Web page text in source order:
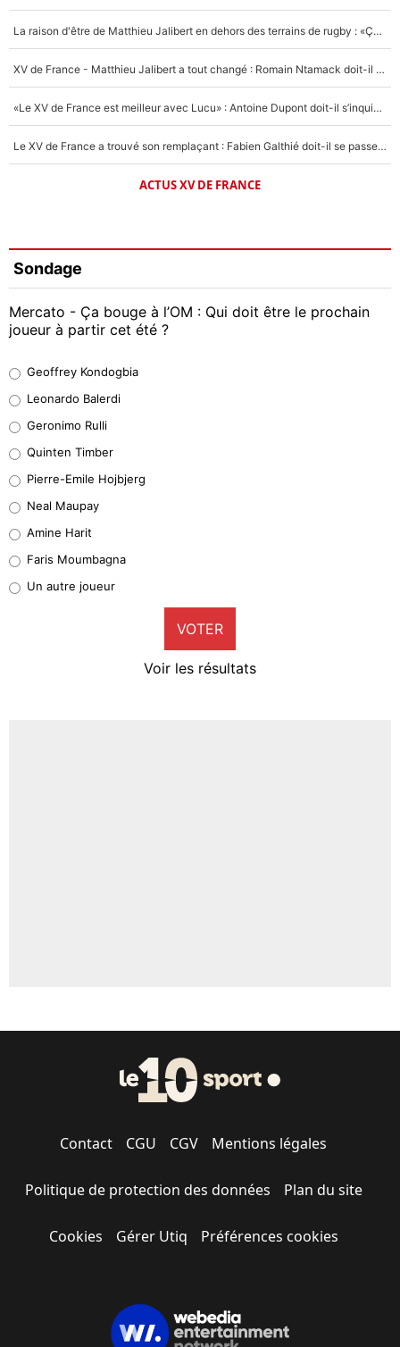
La raison d'être de Matthieu Jalibert en dehors des terrains de rugby : «Ça m'atteint autant que si tu touches à un membre de ma famille»
XV de France - Matthieu Jalibert a tout changé : Romain Ntamack doit-il s’inquiéter pour sa place à un an de la Coupe du monde ?
«Le XV de France est meilleur avec Lucu» : Antoine Dupont doit-il s’inquiéter pour sa place ?
Le XV de France a trouvé son remplaçant : Fabien Galthié doit-il se passer d'Antoine Dupont ?
ACTUS XV DE FRANCE
Sondage
Mercato - Ça bouge à l’OM : Qui doit être le prochain
joueur à partir cet été ?
38%
32%
4%
1%
9%
Geoffrey Kondogbia
Leonardo Balerdi
Geronimo Rulli
Quinten Timber
Pierre-Emile Hojbjerg
Neal Maupay
Amine Harit
Faris Moumbagna
Un autre joueur
VOTER
Voir les résultats
Contact CGU CGV Mentions légales
Politique de protection des données Plan du site
Cookies Gérer Utiq Préférences cookies